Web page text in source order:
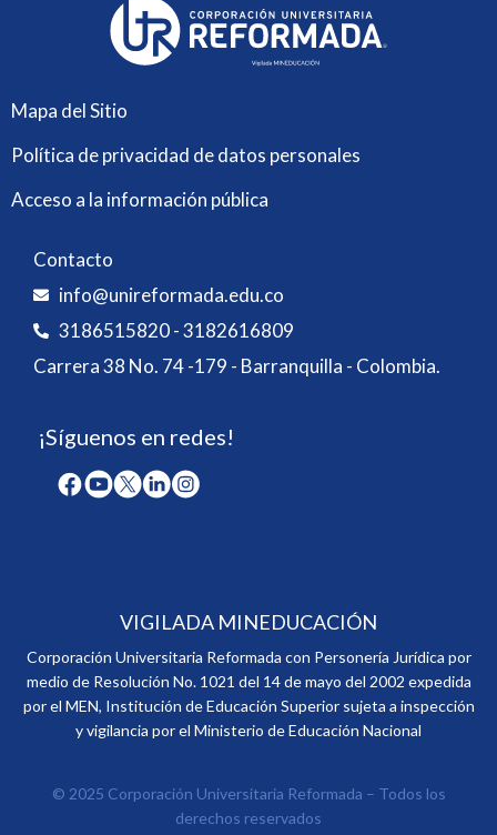
Mapa del Sitio
Política de privacidad de datos personales
Acceso a la información pública
Contacto
info@unireformada.edu.co
3186515820 - 3182616809
Carrera 38 No. 74 -179 - Barranquilla - Colombia.
¡Síguenos en redes!
VIGILADA MINEDUCACIÓN
Corporación Universitaria Reformada con Personería Jurídica por
medio de Resolución No. 1021 del 14 de mayo del 2002 expedida
por el MEN, Institución de Educación Superior sujeta a inspección
y vigilancia por el Ministerio de Educación Nacional
© 2025 Corporación Universitaria Reformada – Todos los
derechos reservados